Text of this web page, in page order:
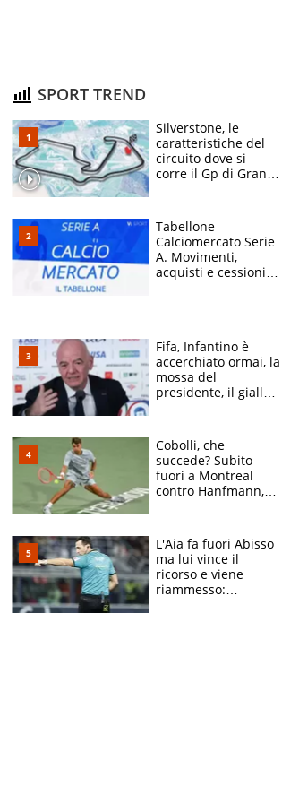
SPORT TREND
Silverstone, le
caratteristiche del
circuito dove si
corre il Gp di Gran
Tabellone
Calciomercato Serie
A. Movimenti,
acquisti e cessioni:
Fifa, Infantino è
accerchiato ormai, la
mossa del
presidente, il giallo
Trump
Cobolli, che
succede? Subito
fuori a Montreal
contro Hanfmann,
L'Aia fa fuori Abisso
ma lui vince il
ricorso e viene
riammesso: